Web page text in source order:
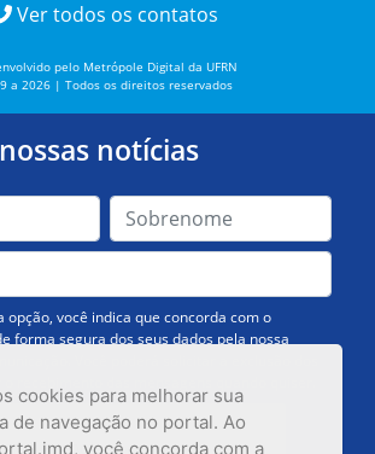
cookies para melhorar sua
de navegação no portal. Ao
você concorda com a
Ver todos os contatos
pelo Metrópole Digital da UFRN
a 2026 | Todos os direitos reservados
notícias
opção, você indica que concorda com o
forma segura dos seus dados pela nossa